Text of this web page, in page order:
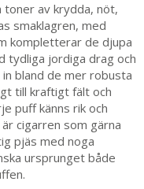
toner av krydda, nöt,
smaklagren, med
kompletterar de djupa
tydliga jordiga drag och
bland de mer robusta
till kraftigt fält och
puff känns rik och
cigarren som gärna
pjäs med noga
ursprunget både